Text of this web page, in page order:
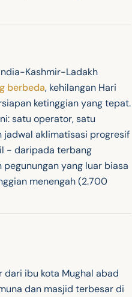
Kashmir-Ladakh
berbeda, kehilangan Hari
ketinggian yang tepat.
satu operator, satu
jadwal aklimatisasi progresif
- daripada terbang
yang luar biasa
menengah (2.700
ibu kota Mughal abad
dan masjid terbesar di